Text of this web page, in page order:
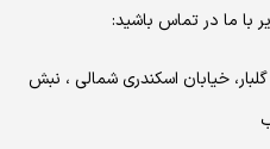
با ما در تماس باشید:
خیابان اسکندری شمالی ، نبش